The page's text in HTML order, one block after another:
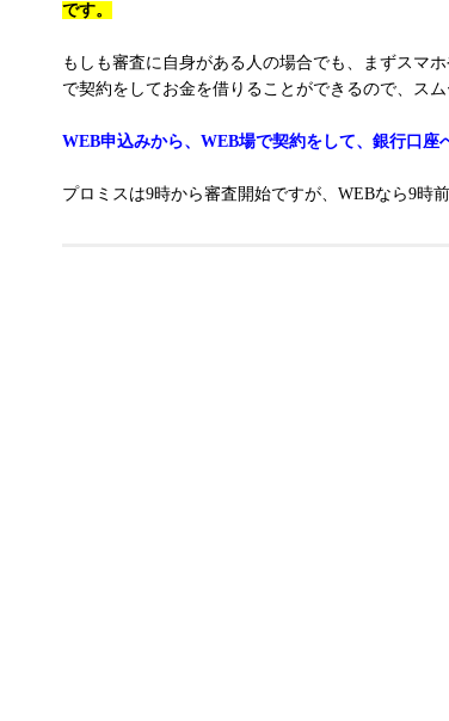
です。
もしも審査に自身がある人の場合でも、まずスマ
で契約をしてお金を借りることができるので、ス
WEB申込みから、WEB場で契約をして、銀行口
プロミスは9時から審査開始ですが、WEBなら9時